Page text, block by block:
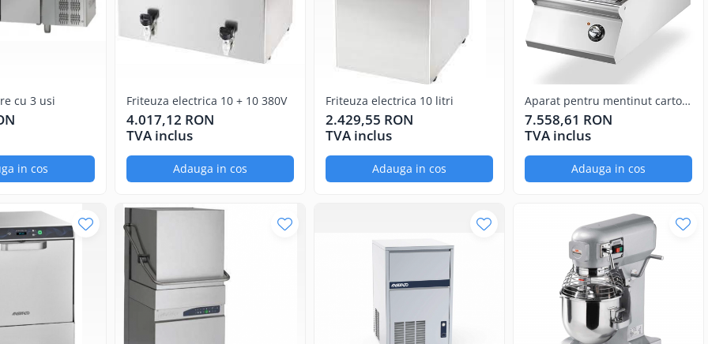
cu 3 usi
in cos
Friteuza electrica 10 + 10 380V
4.017,12 RON
TVA inclus
Adauga in cos
Friteuza electrica 10 litri
2.429,55 RON
TVA inclus
Adauga in cos
Aparat pentru mentinut cartofii
calzi GN1/1
7.558,61 RON
TVA inclus
Adauga in cos